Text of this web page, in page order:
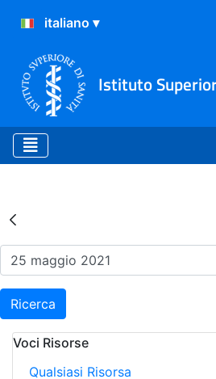
Istituto
Risultati della
Ricerca
Voci Risorse
Qualsiasi Risorsa